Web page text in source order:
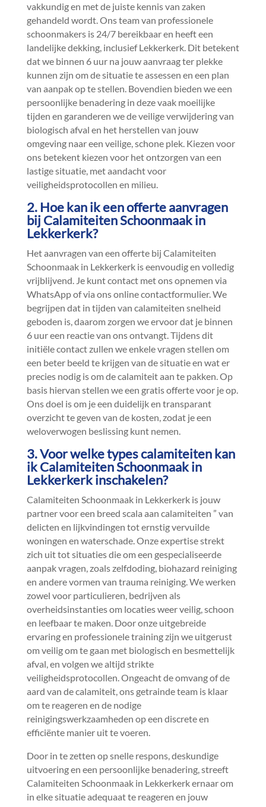
vakkundig en met de juiste kennis van zaken
gehandeld wordt.​ Ons team van professionele
schoonmakers is 24/7 bereikbaar en heeft een
landelijke dekking, inclusief Lekkerkerk.​ Dit betekent
dat we binnen 6 uur na jouw aanvraag ter plekke
kunnen zijn om de situatie te assessen en een plan
van aanpak op te stellen.​ Bovendien bieden we een
persoonlijke benadering in deze vaak moeilijke
tijden en garanderen we de veilige verwijdering van
biologisch afval en het herstellen van jouw
omgeving naar een veilige, schone plek.​ Kiezen voor
ons betekent kiezen voor het ontzorgen van een
lastige situatie, met aandacht voor
veiligheidsprotocollen en milieu.​
2.​ Hoe kan ik een offerte aanvragen
bij Calamiteiten Schoonmaak in
Lekkerkerk?
Het aanvragen van een offerte bij Calamiteiten
Schoonmaak in Lekkerkerk is eenvoudig en volledig
vrijblijvend.​ Je kunt contact met ons opnemen via
WhatsApp of via ons online contactformulier.​ We
begrijpen dat in tijden van calamiteiten snelheid
geboden is, daarom zorgen we ervoor dat je binnen
6 uur een reactie van ons ontvangt.​ Tijdens dit
initiële contact zullen we enkele vragen stellen om
een beter beeld te krijgen van de situatie en wat er
precies nodig is om de calamiteit aan te pakken.​ Op
basis hiervan stellen we een gratis offerte voor je op.​
Ons doel is om je een duidelijk en transparant
overzicht te geven van de kosten, zodat je een
weloverwogen beslissing kunt nemen.​
3.​ Voor welke types calamiteiten kan
ik Calamiteiten Schoonmaak in
Lekkerkerk inschakelen?
Calamiteiten Schoonmaak in Lekkerkerk is jouw
partner voor een breed scala aan calamiteiten ” van
delicten en lijkvindingen tot ernstig vervuilde
woningen en waterschade.​ Onze expertise strekt
zich uit tot situaties die om een gespecialiseerde
aanpak vragen, zoals zelfdoding, biohazard reiniging
en andere vormen van trauma reiniging.​ We werken
zowel voor particulieren, bedrijven als
overheidsinstanties om locaties weer veilig, schoon
en leefbaar te maken.​ Door onze uitgebreide
ervaring en professionele training zijn we uitgerust
om veilig om te gaan met biologisch en besmettelijk
afval, en volgen we altijd strikte
veiligheidsprotocollen.​ Ongeacht de omvang of de
aard van de calamiteit, ons getrainde team is klaar
om te reageren en de nodige
reinigingswerkzaamheden op een discrete en
efficiënte manier uit te voeren.​
Door in te zetten op snelle respons, deskundige
uitvoering en een persoonlijke benadering, streeft
Calamiteiten Schoonmaak in Lekkerkerk ernaar om
in elke situatie adequaat te reageren en jouw